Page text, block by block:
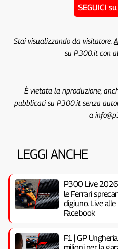
SEGUICI
Stai visualizzando da visitatore.
su P300.it con
È vietata la riproduzione,
pubblicati su P300.it senza
a
LEGGI ANCHE
P300 Live
le Ferrari
digiuno. Live
Facebook
F1 | GP